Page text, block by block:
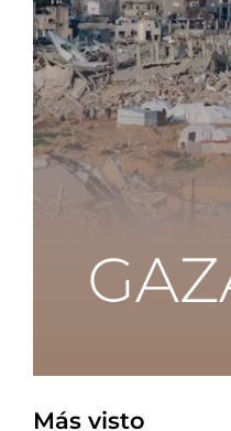
Más visto